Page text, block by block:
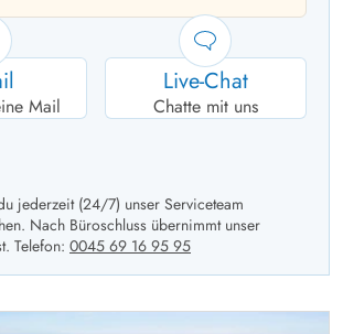
Mail
Live-Chat
Chatte mit uns
jederzeit (24/7) unser Serviceteam
Nach Büroschluss übernimmt unser
Telefon: 0045 69 16 95 95